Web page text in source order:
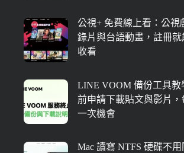
公視+ 免費線上看：公視
錄片與台語動畫，註冊就
收看
LINE VOOM 備份工具教
前申請下載貼文與影片，
一次機會
Mac 讀寫 NTFS 硬碟不用